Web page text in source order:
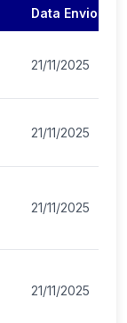
Data Envio
21/11/2025
21/11/2025
21/11/2025
21/11/2025